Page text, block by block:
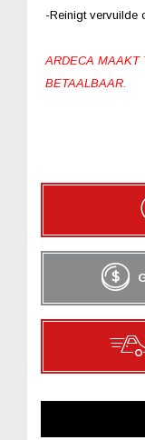
-Reinigt vervuilde
ARDECA MAAKT
BETAALBAAR.